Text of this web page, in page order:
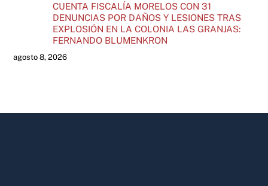
CUENTA FISCALÍA MORELOS CON 31
DENUNCIAS POR DAÑOS Y LESIONES TRAS
EXPLOSIÓN EN LA COLONIA LAS GRANJAS:
FERNANDO BLUMENKRON
agosto 8, 2026